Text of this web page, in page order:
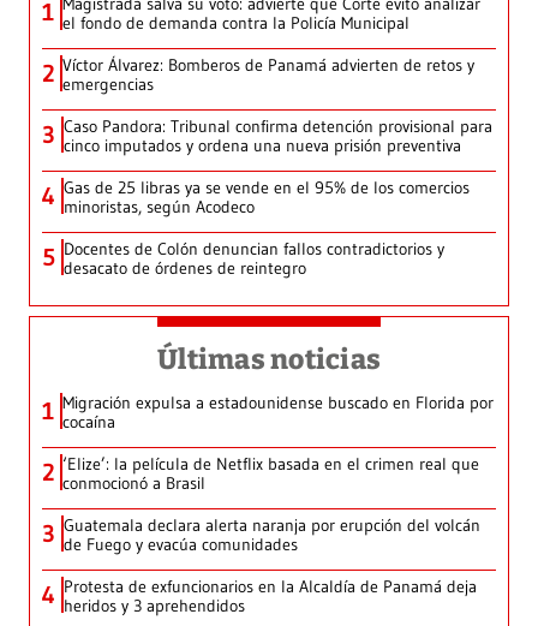
1 el fondo de demanda contra la Policía Municipal
2 Víctor Álvarez: Bomberos de Panamá advierten de retos y
emergencias
3 Caso Pandora: Tribunal confirma detención provisional para
cinco imputados y ordena una nueva prisión preventiva
4 Gas de 25 libras ya se vende en el 95% de los comercios
minoristas, según Acodeco
5 Docentes de Colón denuncian fallos contradictorios y
desacato de órdenes de reintegro
Últimas noticias
1 Migración expulsa a estadounidense buscado en Florida por
cocaína
2 ‘Elize’: la película de Netflix basada en el crimen real que
conmocionó a Brasil
3 Guatemala declara alerta naranja por erupción del volcán
de Fuego y evacúa comunidades
4 Protesta de exfuncionarios en la Alcaldía de Panamá deja
heridos y 3 aprehendidos